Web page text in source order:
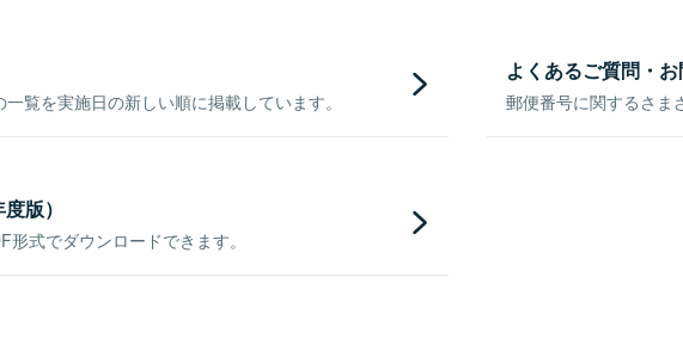
覧を実施日の新しい順に掲載しています。
よくあるご質問・
郵便番号に関するさま
版）
式でダウンロードできます。